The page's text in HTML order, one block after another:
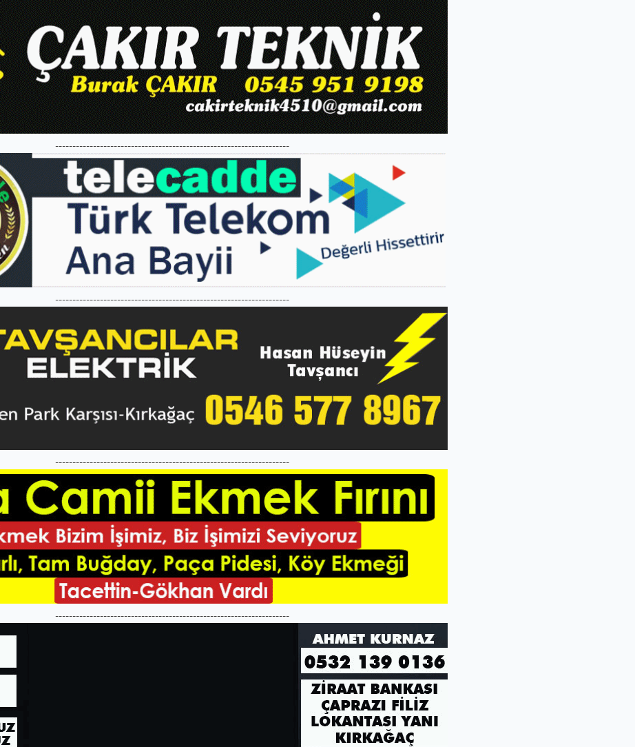
--------------------------------------------------------------------
--------------------------------------------------------------------
--------------------------------------------------------------------
--------------------------------------------------------------------